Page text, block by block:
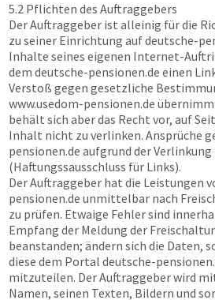
5.2 Pflichten des Auftraggebers
Der Auftraggeber ist alleinig für die
zu seiner Einrichtung aufdeutsche-
Inhalte seines eigenen Internet-
dem deutsche-pensionen.de einen
Verstoß gegen gesetzliche
www.usedom-pensionen.de
behält sich aber das Recht vor, auf
Inhalt nicht zu verlinken. Ansprüche
pensionen.de aufgrund der
(Haftungssausschluss für Links).
Der Auftraggeber hat die Leistungen
pensionen.de unmittelbar nach
zu prüfen. Etwaige Fehler sind
Empfang der Meldung der
beanstanden; ändern sich die Daten,
diese dem Portal deutsche-
mitzuteilen. Der Auftraggeber wird
Namen, seinen Texten, Bildern und